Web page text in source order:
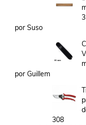
por Suso
por Guillem
308